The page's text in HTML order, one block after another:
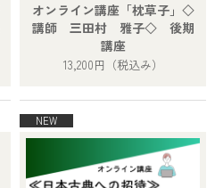
オンライン講座「枕草子」◇
講師 三田村 雅子◇ 後期
講座
13,200円 （税込み）